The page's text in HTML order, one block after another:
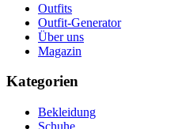
Outfits
Outfit-Generator
Über uns
Magazin
Kategorien
Bekleidung
Schuhe